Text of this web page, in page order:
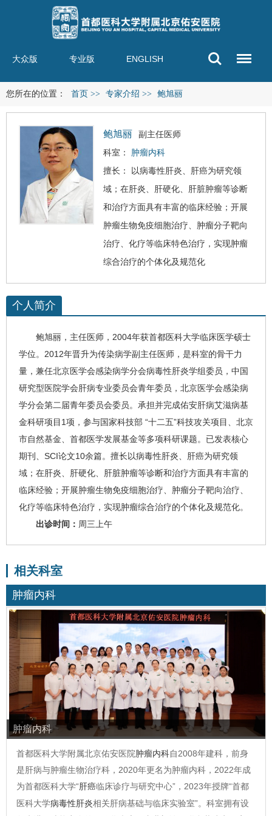
大众版 专业版 ENGLISH
您所在的位置： 首页 >> 专家介绍 >> 鲍旭丽
鲍旭丽
副主任医师
科室： 肿瘤内科
擅长： 以病毒性肝炎 肝癌为研究领
域；在肝炎、
肝硬化 、肝脏肿瘤等诊断
和治疗方面具有丰富的临床经验；开展
肿瘤生物免疫细胞治疗、肿瘤分子靶向
治疗、化疗等临床特色治疗，实现肿瘤
综合治疗的个体化及规范化
个人简介
鲍旭丽 ，主任医师，2004年获首都医科大学临床医学硕士
学位。2012年晋升为传染病学副主任医师，是科室的骨干力
量，兼任北京医学会感染病学分会病毒性肝炎学组委员，中国
研究型医院学会肝病专业委员会青年委员，北京医学会感染病
学分会第二届青年委员会委员。承担并完成佑安肝病艾滋病基
金科研项目1项，参与国家科技部 “十二五”科技攻关项目、北京
市自然基金、首都医学发展基金等多项科研课题。已发表核心
期刊、SCI论文10余篇。擅长以病毒性肝炎、
肝癌为研究领
域；在肝炎、
肝硬化 、肝脏肿瘤等诊断和治疗方面具有丰富的
临床经验；开展肿瘤生物免疫细胞治疗、肿瘤分子靶向治疗、
化疗等临床特色治疗，实现肿瘤综合治疗的个体化及规范化。
出诊时间： 周三上午
相关科室
肿瘤内科
肿瘤内科
首都医科大学附属北京佑安医院肿瘤内科自2008年建科，前身
是肝病与肿瘤生物治疗科，2020年更名为肿瘤内科，2022年成
为首都医科大学“肝癌临床诊疗与研究中心”，2023年授牌“首都
医科大学病毒性肝炎相关肝病基础与临床实验室”。科室拥有设